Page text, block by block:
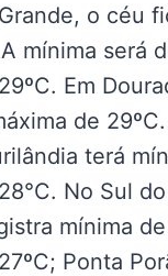
o céu
mínima será
Em
de
terá
No Sul
mínima de
Ponta